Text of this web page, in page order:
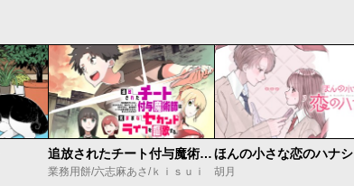
追放されたチート付与魔術師は気ままなセカンドライフを謳歌する。 ～俺は武器だけじゃなく、あらゆるものに『強化ポイント』を付与できるし、俺の意思でいつでも効果を解除できるけど、残った人たち大丈夫？～
業務用餅/六志麻あさ/ｋｉｓｕｉ
ほんの小さな恋のハナシ
胡月